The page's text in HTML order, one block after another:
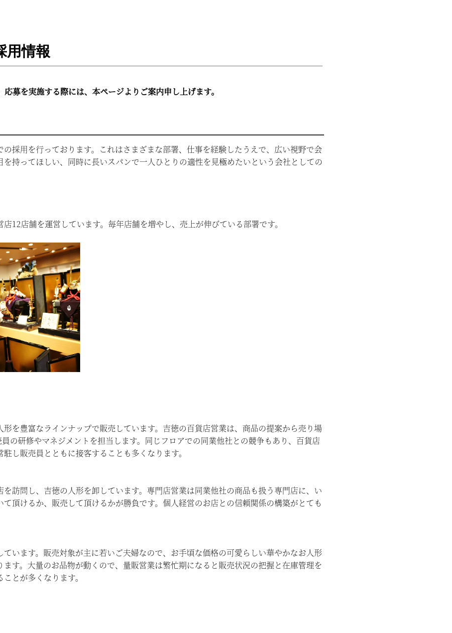
用情報
募を実施する際には、本ページよりご案内申し上げます。
の採用を行っております。これはさまざまな部署、仕事を経験したうえで、広い視野で会
持ってほしい、同時に長いスパンで一人ひとりの適性を見極めたいという会社としての
12店舗を運営しています。毎年店舗を増やし、売上が伸びている部署です。
形を豊富なラインナップで販売しています。吉徳の百貨店営業は、商品の提案から売り場
の研修やマネジメントを担当します。同じフロアでの同業他社との競争もあり、百貨店
し販売員とともに接客することも多くなります。
訪問し、吉徳の人形を卸しています。専門店営業は同業他社の商品も扱う専門店に、い
頂けるか、販売して頂けるかが勝負です。個人経営のお店との信頼関係の構築がとても
ています。販売対象が主に若いご夫婦なので、お手頃な価格の可愛らしい華やかなお人形
ます。大量のお品物が動くので、量販営業は繁忙期になると販売状況の把握と在庫管理を
とが多くなります。